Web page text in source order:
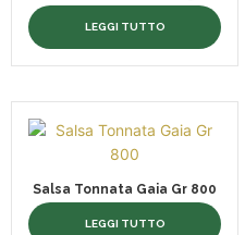
LEGGI TUTTO
Salsa Tonnata Gaia Gr 800
LEGGI TUTTO